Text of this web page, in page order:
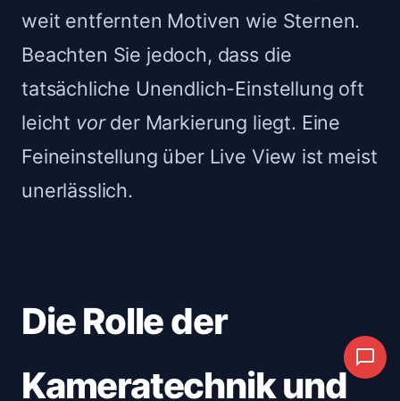
weit entfernten Motiven wie Sternen.
Beachten Sie jedoch, dass die
tatsächliche Unendlich-Einstellung oft
leicht vorder Markierung liegt. Eine
Feineinstellung über Live View ist meist
unerlässlich.
Die Rolle der
Kameratechnik und